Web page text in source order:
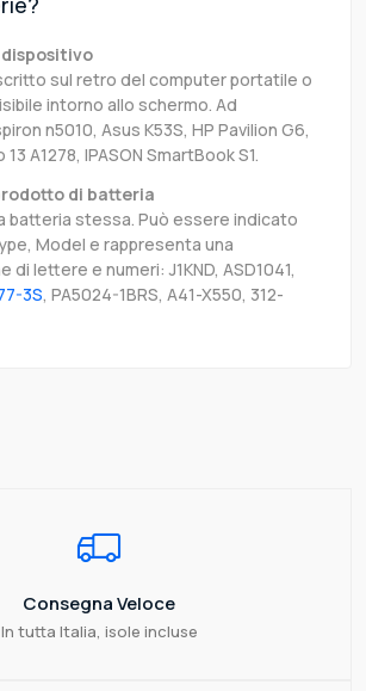
sul retro del computer portatile o
intorno allo schermo. Ad
n5010, Asus K53S, HP Pavilion G6,
A1278, IPASON SmartBook S1.
di batteria
batteria stessa. Può essere indicato
Model e rappresenta una
di lettere e numeri: J1KND, ASD1041,
3S, PA5024-1BRS, A41-X550, 312-
Consegna Veloce
In tutta Italia, isole incluse